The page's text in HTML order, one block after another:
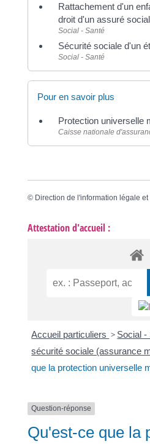
Rattachement d'un
droit d'un assuré social
Social - Santé
Sécurité sociale d'un
Social - Santé
Pour en savoir plus
Protection universelle
Caisse nationale
© Direction de l'information légale
Attestation d'accueil :
Accueil particuliers > Social -
sécurité sociale (assurance
que la protection universelle
Question-réponse
Qu'est-ce que la